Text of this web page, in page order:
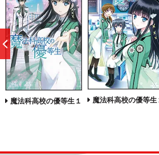
魔法科高校の優等生１ 魔法科高校の優等生
前
へ